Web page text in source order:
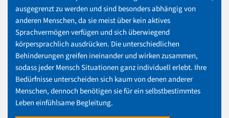
ausgegrenzt zu werden und sind besonders abhängig von
anderen Menschen, da sie meist über kein aktives
Sprachvermögen verfügen und sich überwiegend
körpersprachlich ausdrücken. Die unterschiedlichen
Behinderungen greifen ineinander und wirken zusammen,
sodass jeder Mensch Situationen ganz individuell erlebt. Ihre
Bedürfnisse unterscheiden sich kaum von denen anderer
Menschen, dennoch benötigen sie für ein selbstbestimmtes
Leben einfühlsame Begleitung.